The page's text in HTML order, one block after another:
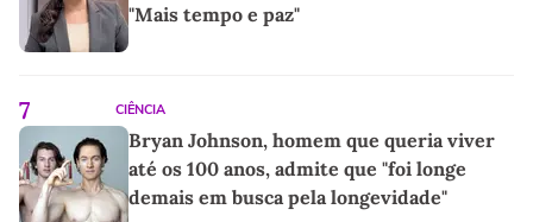
"Mais tempo e paz"
7 CIÊNCIA
Bryan Johnson, homem que queria viver
até os 100 anos, admite que "foi longe
demais em busca pela longevidade"